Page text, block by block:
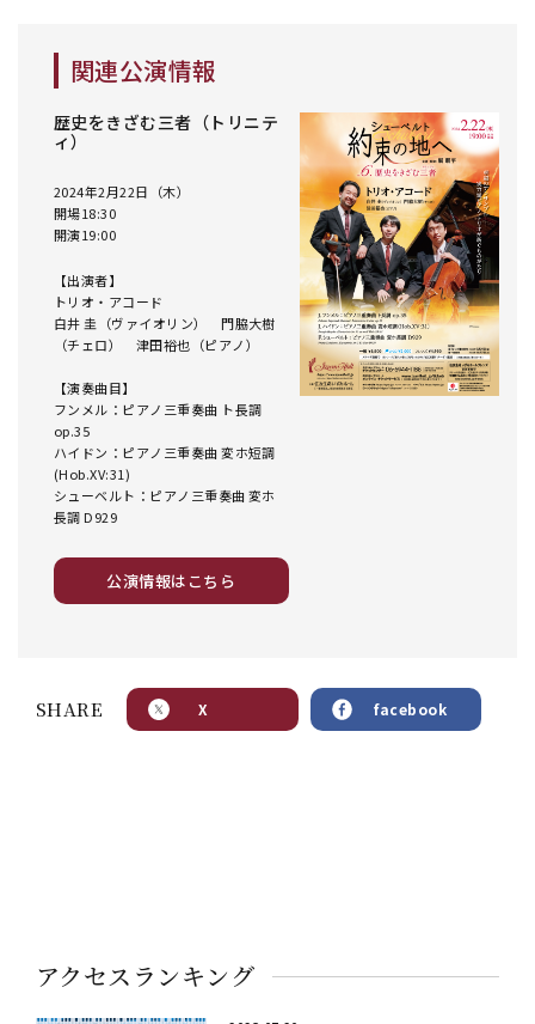
関連公演情報
歴史をきざむ三者（トリニテ
ィ）
2024年2月22日（木）
開場18:30
開演19:00
【出演者】
トリオ・アコード
白井 圭（ヴァイオリン） 門脇大樹
（チェロ） 津田裕也（ピアノ）
【演奏曲目】
フンメル：ピアノ三重奏曲 ト長調
op.35
ハイドン：ピアノ三重奏曲 変ホ短調
(Hob.XV:31)
シューベルト：ピアノ三重奏曲 変ホ
長調 D929
公演情報はこちら
SHARE X facebook
アクセスランキング